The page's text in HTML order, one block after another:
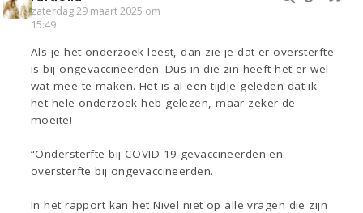
zaterdag 29 maart 2025 om
15:49
Als je het onderzoek leest, dan zie je dat er oversterfte
is bij ongevaccineerden. Dus in die zin heeft het er wel
wat mee te maken. Het is al een tijdje geleden dat ik
het hele onderzoek heb gelezen, maar zeker de
moeite!
“Ondersterfte bij COVID-19-gevaccineerden en
oversterfte bij ongevaccineerden.
In het rapport kan het Nivel niet op alle vragen die zijn